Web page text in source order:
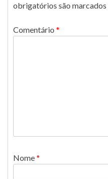
obrigatórios são marcados
Comentário *
Nome*